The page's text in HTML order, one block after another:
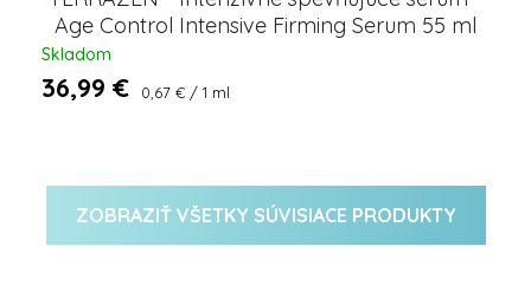
Age Control Intensive Firming Serum 55 ml
Skladom
36,99 €
Jednotková
0,67 € / 1 ml
ZOBRAZIŤ VŠETKY SÚVISIACE PRODUKTY